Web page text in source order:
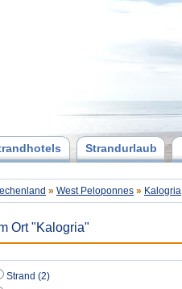
Strandurlaub
» West Peloponnes » Kalogria
Ort "Kalogria"
Strand (2)